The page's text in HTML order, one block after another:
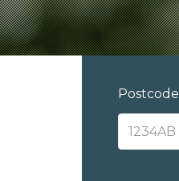
Postcode